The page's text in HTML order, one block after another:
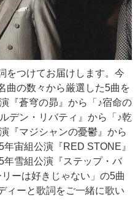
をつけてお届けします。今
曲の数々から厳選した5曲を
『蒼穹の昴』から「♪宿命の
デン・リバティ』から「♪乾
『マジシャンの憂鬱』から
年宙組公演『RED STONE』
年雪組公演『ステップ・バ
ーは好きじゃない」の5曲
ィーと歌詞をご一緒に歌い